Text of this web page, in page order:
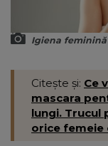
Igiena
Citește și: Ce
mascara
lungi. Trucul
orice femeie